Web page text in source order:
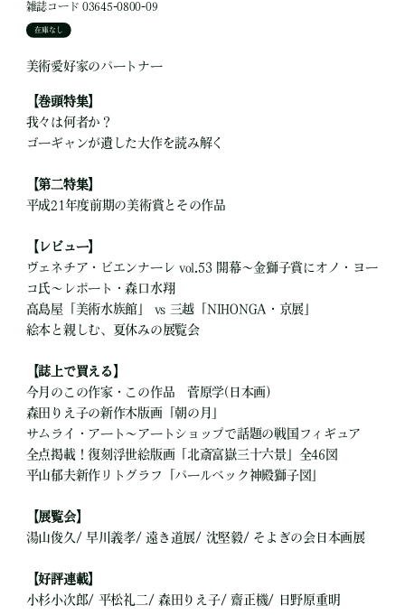
雑誌コード 03645-0800-09
在庫なし
美術愛好家のパートナー
【巻頭特集】
我々は何者か？
ゴーギャンが遺した大作を読み解く
【第二特集】
平成21年度前期の美術賞とその作品
【レビュー】
ヴェネチア・ビエンナーレ vol.53 開幕～金獅子賞にオノ・ヨー
コ氏～レポート・森口水翔
高島屋「美術水族館」 vs 三越「NIHONGA・京展」
絵本と親しむ、夏休みの展覧会
【誌上で買える】
今月のこの作家・この作品 菅原学(日本画)
森田りえ子の新作木版画「朝の月」
サムライ・アート～アートショップで話題の戦国フィギュア
全点掲載！復刻浮世絵版画「北斎富嶽三十六景」全46図
平山郁夫新作リトグラフ「パールベック神殿獅子図」
【展覧会】
湯山俊久/ 早川義孝/ 遠き道展/ 沈堅毅/ そよぎの会日本画展
【好評連載】
小杉小次郎/ 平松礼二/ 森田りえ子/ 齋正機/ 日野原重明